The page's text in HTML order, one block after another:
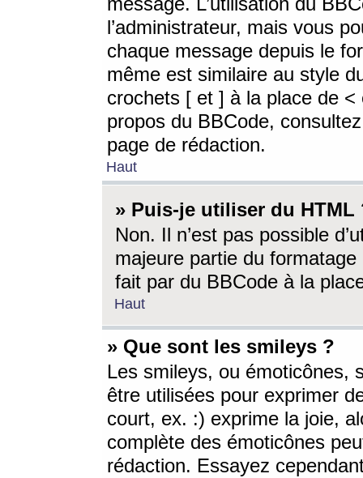
l’administrateur, mais vous
chaque message depuis le
même est similaire au style
crochets [ et ] à la place de <
propos du BBCode,
page de rédaction.
Haut
» Puis-je utiliser du HTML
Non. Il n’est pas possible
majeure partie du
fait par du BBCode à la
Haut
» Que sont les smileys ?
Les smileys, ou émoticônes,
être utilisées pour exprimer
court, ex. :) exprime la joie,
complète des émoticônes
rédaction. Essayez